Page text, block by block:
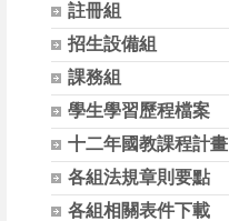
註冊組
招生設備組
課務組
學生學習歷程檔案
十二年國教課程計畫
各組法規章則要點
各組相關表件下載